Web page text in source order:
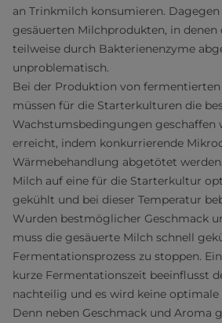
an Trinkmilch konsumieren.
gesäuerten Milchprodukten, in denen
teilweise durch Bakterienenzyme
unproblematisch.
Bei der Produktion von
müssen für die Starterkulturen die
Wachstumsbedingungen geschaffen
erreicht, indem konkurrierende
Wärmebehandlung abgetötet
Milch auf eine für die Starterkultur
gekühlt und bei dieser Temperatur
Wurden bestmöglicher Geschmack
muss die gesäuerte Milch schnell
Fermentationsprozess zu stoppen.
kurze Fermentationszeit beeinflusst
nachteilig und es wird keine optimale
Denn neben Geschmack und Aroma